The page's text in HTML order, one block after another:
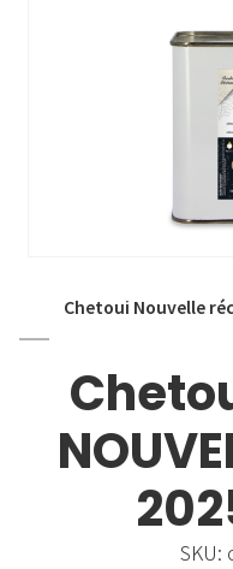
Chetoui Nouvelle
SKU: